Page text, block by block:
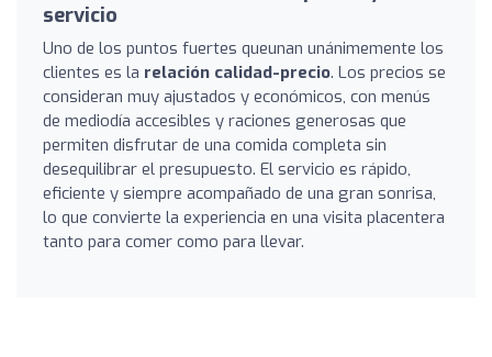
servicio
Uno de los puntos fuertes queunan unánimemente los
clientes es la relación calidad-precio. Los precios se
consideran muy ajustados y económicos, con menús
de mediodía accesibles y raciones generosas que
permiten disfrutar de una comida completa sin
desequilibrar el presupuesto. El servicio es rápido,
eficiente y siempre acompañado de una gran sonrisa,
lo que convierte la experiencia en una visita placentera
tanto para comer como para llevar.